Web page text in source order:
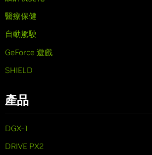
醫療保健
自動駕駛
GeForce 遊戲
SHIELD
產品
DGX-1
DRIVE PX2